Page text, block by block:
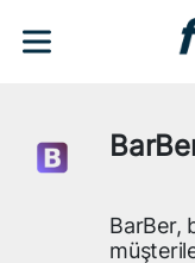
BarBer,